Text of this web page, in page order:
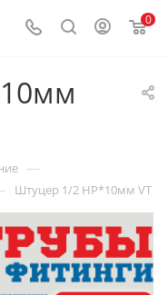
0
—
Штуцер 1/2 НР*10мм VT